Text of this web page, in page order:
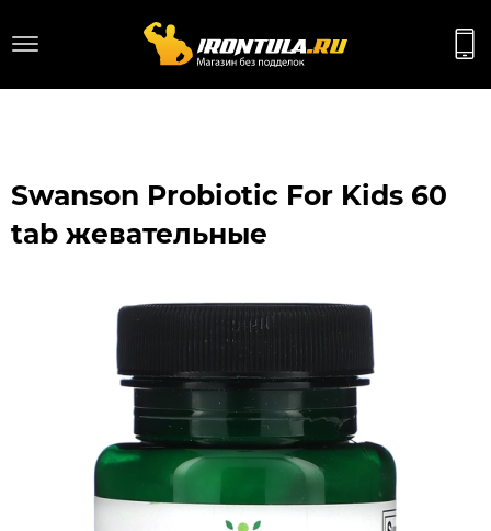
Swanson Probiotic For Kids 60
tab жевательные